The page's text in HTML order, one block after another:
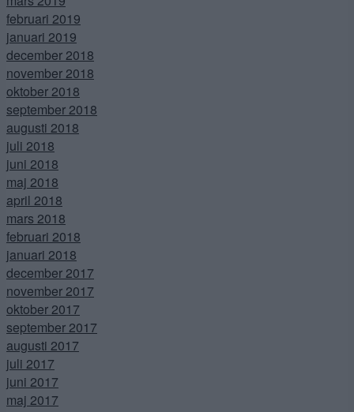
februari 2019
januari 2019
december 2018
november 2018
oktober 2018
september 2018
augusti 2018
juli 2018
juni 2018
maj 2018
april 2018
mars 2018
februari 2018
januari 2018
december 2017
november 2017
oktober 2017
september 2017
augusti 2017
juli 2017
juni 2017
maj 2017